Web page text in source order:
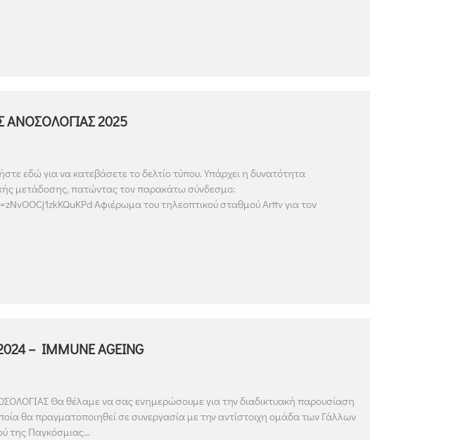
2025
εδώ για να κατεβάσετε το δελτίο τύπου. Υπάρχει η δυνατότητα
μετάδοσης, πατώντας τον παρακάτω σύνδεσμο:
Αφιέρωμα του τηλεοπτικού σταθμού Arttv για τον
– IMMUNE AGEING
Θα θέλαμε να σας ενημερώσουμε για την διαδικτυακή παρουσίαση
θα πραγματοποιηθεί σε συνεργασία με την αντίστοιχη ομάδα των Γάλλων
της Παγκόσμιας…